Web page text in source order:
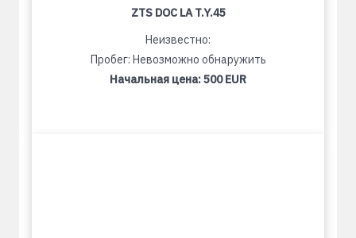
ZTS DOC LA T.Y.45
Неизвестно:
Пробег: Невозможно обнаружить
Начальная цена:500 EUR